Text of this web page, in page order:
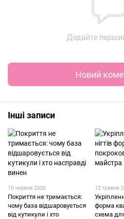
Додайте
Новий
Інші записи
10 червня 2026
Покриття не тримається:
чому база відшаровується
від кутикули і хто
12 травня
форма
схема